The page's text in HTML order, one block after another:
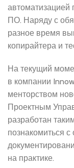
автоматизацией
ПО. Наряду с
разное время
копирайтера и
На текущий
в компании
менторством
Проектным
разработан
познакомиться
на практике.